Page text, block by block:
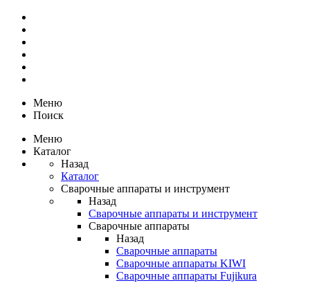
Меню
Поиск
Меню
Каталог
Назад
Каталог
Сварочные аппараты и инструмент
Назад
Сварочные аппараты и инструмент
Сварочные аппараты
Назад
Сварочные аппараты
Сварочные аппараты KIWI
Сварочные аппараты Fujikura